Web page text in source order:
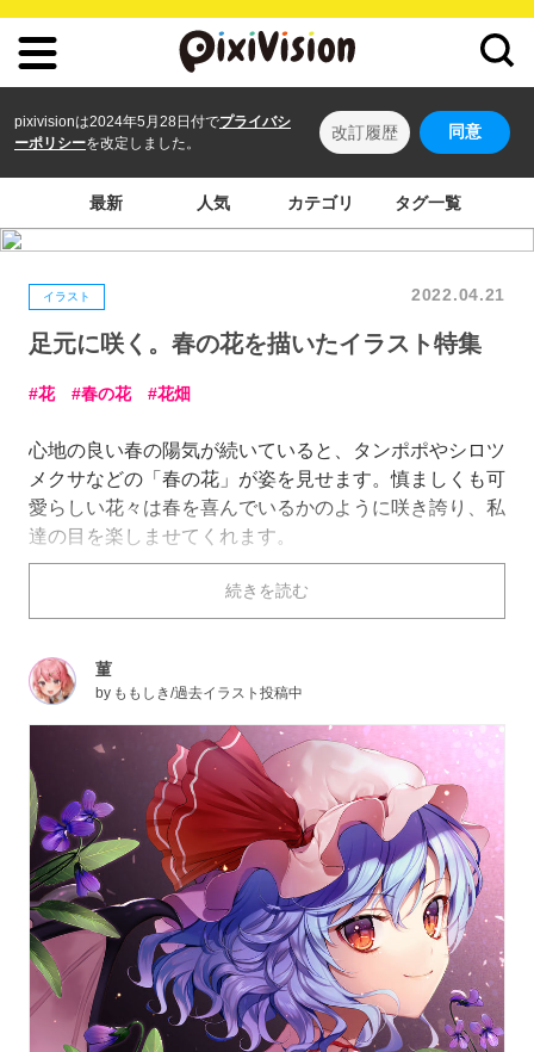
pixivisionは2024年5月28日付でプライバシ
ーポリシーを改定しました。
改訂履歴 同意
最新 人気 カテゴリ タグ一覧
イラスト 2022.04.21
足元に咲く。春の花を描いたイラスト特集
花 春の花 花畑
心地の良い春の陽気が続いていると、タンポポやシロツ
メクサなどの「春の花」が姿を見せます。慎ましくも可
愛らしい花々は春を喜んでいるかのように咲き誇り、私
達の目を楽しませてくれます。
今回はそんな「春の花」を描いたイラストを特集しまし
た。スミレ、菜の花、ネモフィラ、勿忘草、ラナンキュ
ラス、ポピーなど、数多くの花が咲き誇っています。ぜ
続きを読む
菫
by ももしき/過去イラスト投稿中